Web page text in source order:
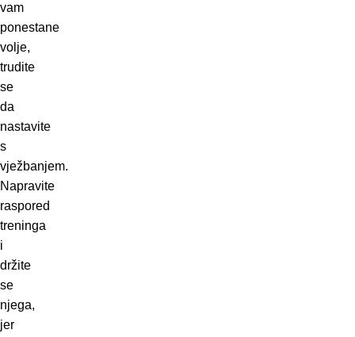
vam
ponestane
volje,
trudite
se
da
nastavite
s
vježbanjem.
Napravite
raspored
treninga
i
držite
se
njega,
jer